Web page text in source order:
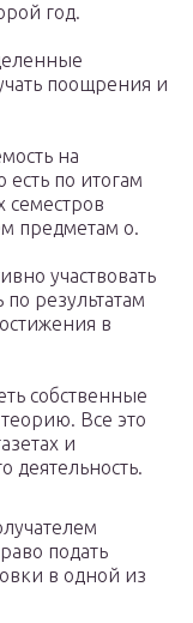
год.
поощрения и
на
есть по итогам
семестров
предметам о.
участвовать
результатам
в
собственные
Все это
и
деятельность.
подать
в одной из